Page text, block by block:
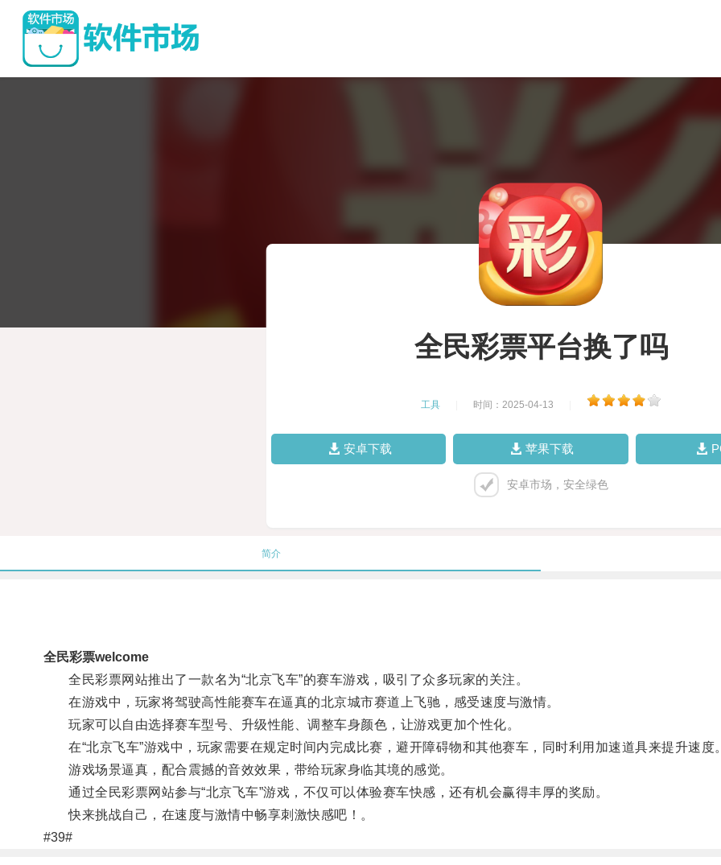
全民彩票平台换了吗
工具 时间：2025-04-13
安卓下载 苹果下载
安卓市场，安全绿色
简介
全民彩票welcome
全民彩票网站推出了一款名为“北京飞车”的赛车游戏，吸引了众多玩家的关注。
在游戏中，玩家将驾驶高性能赛车在逼真的北京城市赛道上飞驰，感受速度与激情。
玩家可以自由选择赛车型号、升级性能、调整车身颜色，让游戏更加个性化。
在“北京飞车”游戏中，玩家需要在规定时间内完成比赛，避开障碍物和其他赛车，同时利用加速道具来提升速度。
游戏场景逼真，配合震撼的音效效果，带给玩家身临其境的感觉。
通过全民彩票网站参与“北京飞车”游戏，不仅可以体验赛车快感，还有机会赢得丰厚的奖励。
快来挑战自己，在速度与激情中畅享刺激快感吧！。
#39#